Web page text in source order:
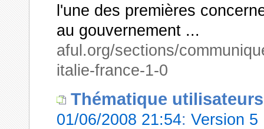
l'une des premières
au gouvernement ...
aful.org/sections/
italie-france-1-0
Thématique utilisateurs
01/06/2008 21:54: Version